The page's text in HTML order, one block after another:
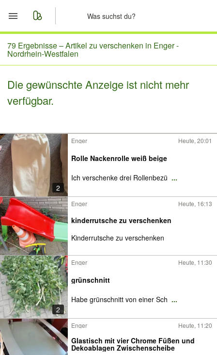
Start
Merkliste
Nachrichten
79 Ergebnisse –Artikel zu verschenken in Enger -
Nordrhein-Westfalen
Die gewünschte Anzeige ist nicht mehr
verfügbar.
2
Enger Heute, 20:01
Rolle Nackenrolle weiß beige
Ich verschenke drei Rollenbezü ...
Enger Heute, 16:13
kinderrutsche zu verschenken
Kinderrutsche zu verschenken
2
Enger Heute, 11:30
grünschnitt
Habe grünschnitt von einer Sch ...
Enger Heute, 11:20
Glastisch mit vier Chrome Füßen und
Dekoablagen Zwischenscheibe